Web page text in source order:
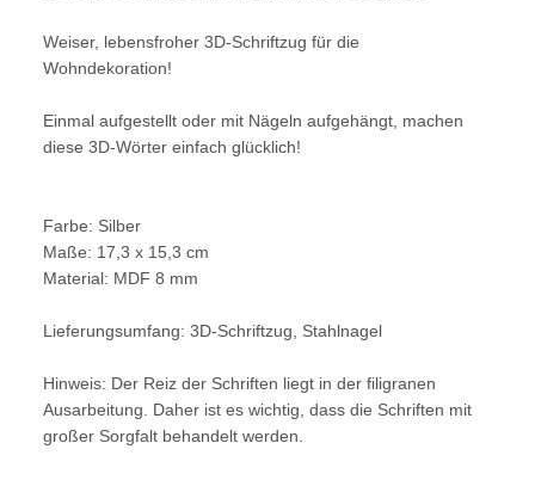
Weiser, lebensfroher 3D-Schriftzug für die
Wohndekoration!
Einmal aufgestellt oder mit Nägeln aufgehängt, machen
diese 3D-Wörter einfach glücklich!
Farbe: Silber
Maße: 17,3 x 15,3 cm
Material: MDF 8 mm
Lieferungsumfang: 3D-Schriftzug, Stahlnagel
Hinweis: Der Reiz der Schriften liegt in der filigranen
Ausarbeitung. Daher ist es wichtig, dass die Schriften mit
großer Sorgfalt behandelt werden.